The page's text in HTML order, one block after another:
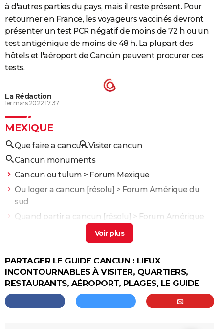
à d'autres parties du pays, mais il reste présent. Pour
retourner en France, les voyageurs vaccinés devront
présenter un test PCR négatif de moins de 72 h ou un
test antigénique de moins de 48 h. La plupart des
hôtels et l'aéroport de Cancún peuvent procurer ces
tests.
La Rédaction
1er mars 2022 17:37
MEXIQUE
Que faire a cancun Visiter cancun
Cancun monuments
Cancun ou tulum > Forum Mexique
Ou loger a cancun [résolu] > Forum Amérique du
sud
Quand partir a cancun [résolu] > Forum Amérique
Playa del carmen cancun> Guide
Meteo cancun janvier[résolu] > Forum Amérique du
sud
Le Yucatan
Tulum : lieux à visiter, plages, restaurants, cenotes,
PARTAGER LE GUIDE CANCUN : LIEUX
INCONTOURNABLES À VISITER, QUARTIERS,
RESTAURANTS, AÉROPORT, PLAGES, LE GUIDE